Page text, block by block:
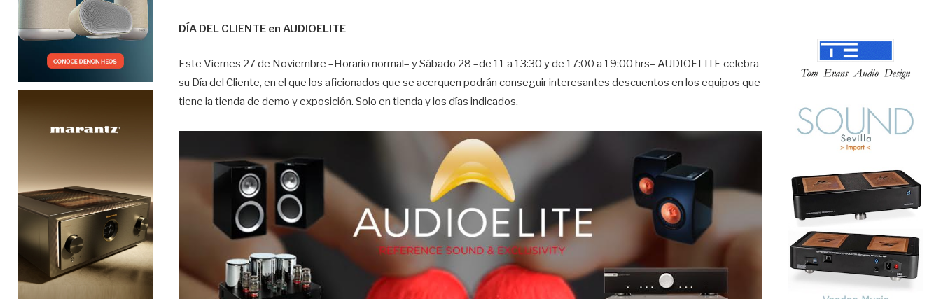
DÍA DEL CLIENTE en AUDIOELITE
Este Viernes 27 de Noviembre –Horario normal– y Sábado 28 –de 11 a 13:30 y de 17:00 a 19:00 hrs– AUDIOELITE celebra
su Día del Cliente, en el que los aficionados que se acerquen podrán conseguir interesantes descuentos en los equipos que
tiene la tienda de demo y exposición. Solo en tienda y los días indicados.